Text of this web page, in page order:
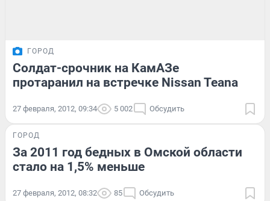
ГОРОД
Солдат-срочник на КамАЗе
протаранил на встречке Nissan Teana
27 февраля, 2012, 09:34 5 002 Обсудить
ГОРОД
За 2011 год бедных в Омской области
стало на 1,5% меньше
27 февраля, 2012, 08:32 85 Обсудить